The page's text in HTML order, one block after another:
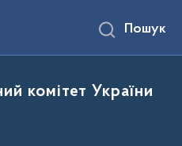
Пошук
комітет України